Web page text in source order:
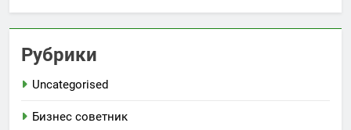
Рубрики
Uncategorised
Бизнес советник